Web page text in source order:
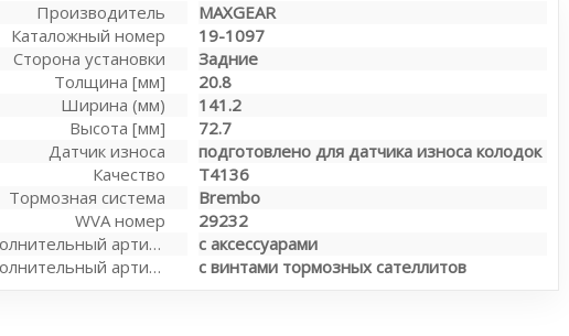
Производитель
MAXGEAR
Каталожный номер
19-1097
Сторона установки
Задние
Толщина [мм]
20.8
Ширина (мм)
141.2
Высота [мм]
72.7
Датчик износа
подготовлено для датчика износа колодок
Качество
T4136
Тормозная система
Brembo
WVA номер
29232
Дополнительный артикул / Дополнительная информация
с аксессуарами
Дополнительный артикул / дополнительная информация 2
с винтами тормозных сателлитов